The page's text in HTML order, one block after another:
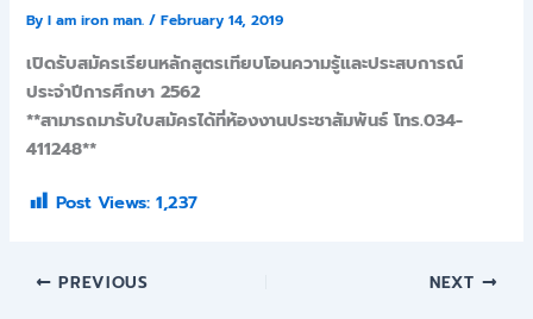
ByI am iron man./February 14, 2019
เปิดรับสมัครเรียนหลักสูตรเทียบโอนความรู้และประสบการณ์
ประจำปีการศึกษา 2562
**สามารถมารับใบสมัครได้ที่ห้องงานประชาสัมพันธ์ โทร.034-
411248**
Post Views: 1,237
PREVIOUS NEXT